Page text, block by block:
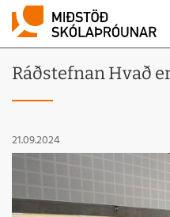
Ráðstefnan Hvað
21.09.2024